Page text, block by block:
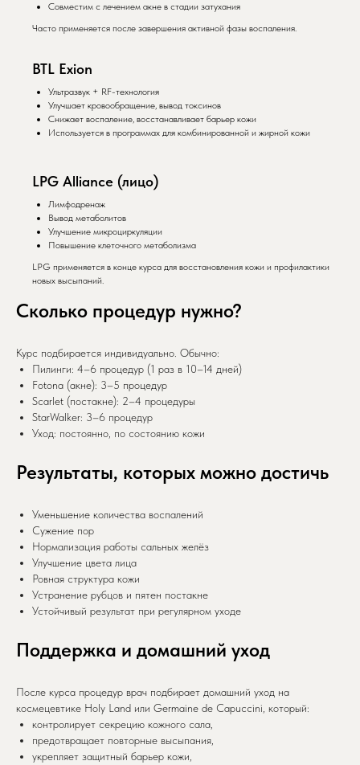
Совместим с лечением акне в стадии затухания
Часто применяется после завершения активной фазы воспаления.
BTL Exion
Ультразвук + RF-технология
Улучшает кровообращение, вывод токсинов
Снижает воспаление, восстанавливает барьер кожи
Используется в программах для комбинированной и жирной кожи
LPG Alliance (лицо)
Лимфодренаж
Вывод метаболитов
Улучшение микроциркуляции
Повышение клеточного метаболизма
LPG применяется в конце курса для восстановления кожи и профилактики
новых высыпаний.
Сколько процедур нужно?
Курс подбирается индивидуально. Обычно:
Пилинги: 4–6 процедур (1 раз в 10–14 дней)
Fotona (акне): 3–5 процедур
Scarlet (постакне): 2–4 процедуры
StarWalker: 3–6 процедур
Уход: постоянно, по состоянию кожи
Результаты, которых можно достичь
Уменьшение количества воспалений
Сужение пор
Нормализация работы сальных желёз
Улучшение цвета лица
Ровная структура кожи
Устранение рубцов и пятен постакне
Устойчивый результат при регулярном уходе
Поддержка и домашний уход
После курса процедур врач подбирает домашний уход на
космецевтике Holy Land или Germaine de Capuccini, который:
контролирует секрецию кожного сала,
предотвращает повторные высыпания,
укрепляет защитный барьер кожи,